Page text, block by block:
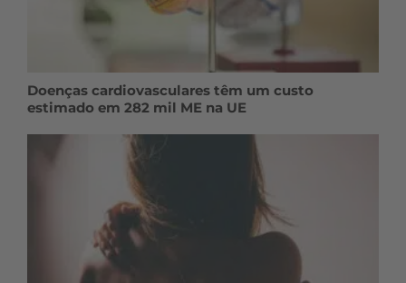
Doenças cardiovasculares têm um custo
estimado em 282 mil ME na UE